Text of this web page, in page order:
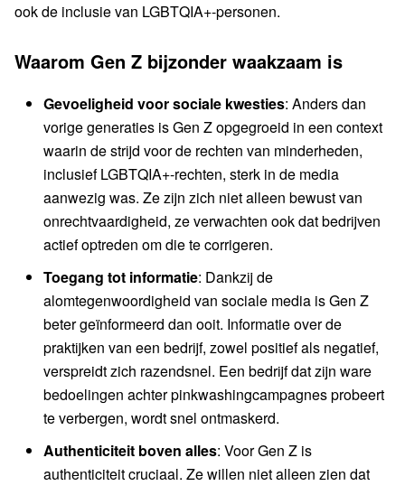
ook de inclusie van LGBTQIA+-personen.
Waarom Gen Z bijzonder waakzaam is
Gevoeligheid voor sociale kwesties: Anders dan
vorige generaties is Gen Z opgegroeid in een context
waarin de strijd voor de rechten van minderheden,
inclusief LGBTQIA+-rechten, sterk in de media
aanwezig was. Ze zijn zich niet alleen bewust van
onrechtvaardigheid, ze verwachten ook dat bedrijven
actief optreden om die te corrigeren.
Toegang tot informatie: Dankzij de
alomtegenwoordigheid van sociale media is Gen Z
beter geïnformeerd dan ooit. Informatie over de
praktijken van een bedrijf, zowel positief als negatief,
verspreidt zich razendsnel. Een bedrijf dat zijn ware
bedoelingen achter pinkwashingcampagnes probeert
te verbergen, wordt snel ontmaskerd.
Authenticiteit boven alles: Voor Gen Z is
authenticiteit cruciaal. Ze willen niet alleen zien dat